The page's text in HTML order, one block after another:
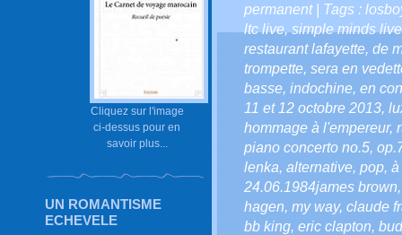
Cliquez sur l'image
ci-dessus pour en
savoir plus...
UN ROMANTISME
ECHEVELE
permanent| Tags :
ltc live,simple minds live
restaurant lafayette, de
trompette, sera en
basse, indochine, en
11 et 12 octobre 2013,
hommage à l'empereur,
piano concerto no.5,
lenka, alternative, pop, à
24.06.1984james brown
hagen, my way, claude
bb king, eric clapton,